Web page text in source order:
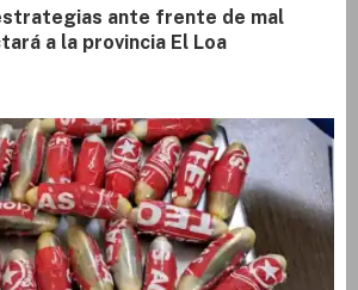
ante frente de mal
a la provincia El Loa